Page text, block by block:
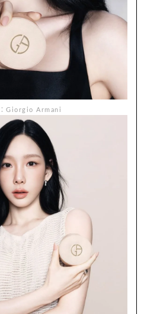
Giorgio Armani